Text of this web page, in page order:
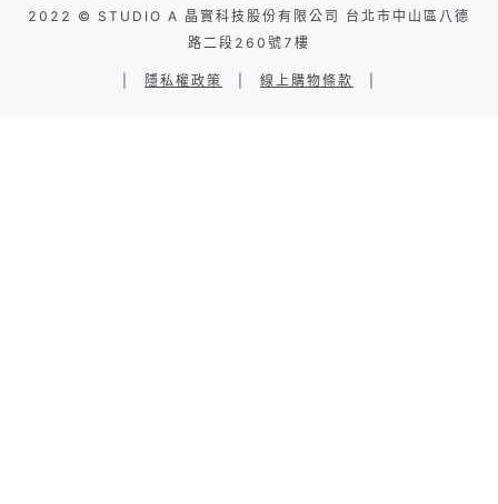
2022 © STUDIO A 晶實科技股份有限公司 台北市中山區八德
路二段260號7樓
隱私權政策 線上購物條款